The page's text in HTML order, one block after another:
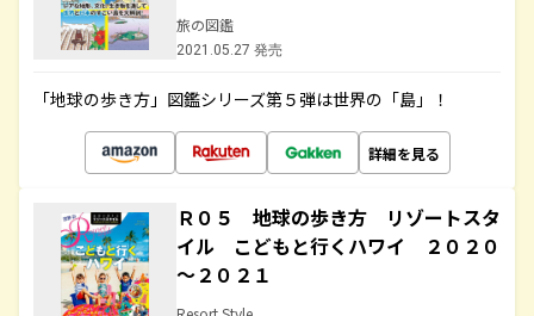
旅の図鑑
2021.05.27 発売
「地球の歩き方」図鑑シリーズ第５弾は世界の「島」！
詳細を見る
Ｒ０５ 地球の歩き方 リゾートスタ
イル こどもと行くハワイ ２０２０
～２０２１